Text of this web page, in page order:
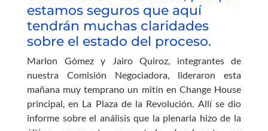
estamos seguros que aquí
tendrán muchas claridades
sobre el estado del proceso.
Marlon Gómez y Jairo Quiroz, integrantes de
nuestra Comisión Negociadora, lideraron esta
mañana muy temprano un mitin en Change House
principal, en La Plaza de la Revolución. Allí se dio
informe sobre el análisis que la plenaria hizo de la